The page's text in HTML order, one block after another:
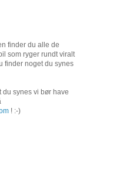
finder du alle de
som ryger rundt viralt
finder noget du synes
du synes vi bør have
! :-)